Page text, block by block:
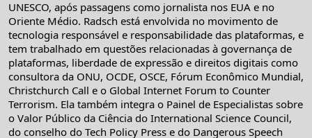
UNESCO, após passagens como jornalista nos EUA e no
Oriente Médio. Radsch está envolvida no movimento de
tecnologia responsável e responsabilidade das plataformas, e
tem trabalhado em questões relacionadas à governança de
plataformas, liberdade de expressão e direitos digitais como
consultora da ONU, OCDE, OSCE, Fórum Econômico Mundial,
Christchurch Call e o Global Internet Forum to Counter
Terrorism. Ela também integra o Painel de Especialistas sobre
o Valor Público da Ciência do International Science Council,
do conselho do Tech Policy Press e do Dangerous Speech